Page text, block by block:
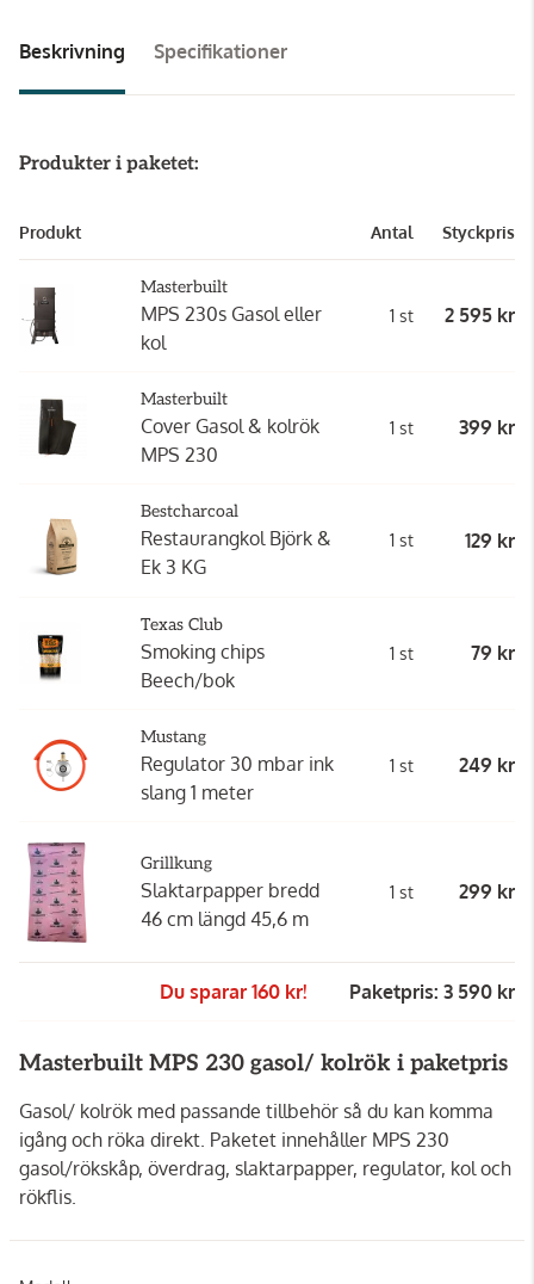
Beskrivning Specifikationer
Produkter i paketet:
Produkt Antal Styckpris
Masterbuilt
MPS 230s Gasol eller
kol
1 st 2 595 kr
Masterbuilt
Cover Gasol & kolrök
MPS 230
1 st 399 kr
Bestcharcoal
Restaurangkol Björk &
Ek 3 KG
1 st 129 kr
Texas Club
Smoking chips
Beech/bok
1 st 79 kr
Mustang
Regulator 30 mbar ink
slang 1 meter
1 st 249 kr
Grillkung
Slaktarpapper bredd
46 cm längd 45,6 m
1 st 299 kr
Du sparar 160 kr! Paketpris: 3 590 kr
Masterbuilt MPS 230 gasol/ kolrök i paketpris
Gasol/ kolrök med passande tillbehör så du kan komma
igång och röka direkt. Paketet innehåller MPS 230
gasol/rökskåp, överdrag, slaktarpapper, regulator, kol och
rökflis.